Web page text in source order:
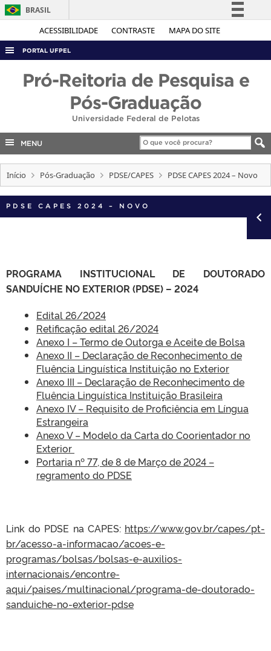
ACESSIBILIDADE CONTRASTE MAPA DO SITE
BRASIL
Simplifique!
Acesso à informação
Legislação
Canais
PORTAL UFPEL
CONCURSOS
EDITAIS
INTERNACIONAL
OUVIDORIA
Pró-Reitoria de Pesquisa e
Pós-Graduação
Universidade Federal de Pelotas
MENU
Início Pós-Graduação PDSE/CAPES PDSE CAPES 2024 – Novo
PDSE CAPES 2024 – NOVO
PROGRAMA INSTITUCIONAL DE DOUTORADO
SANDUÍCHE NO EXTERIOR (PDSE) – 2024
Edital 26/2024
Retificação edital 26/2024
Anexo I – Termo de Outorga e Aceite de Bolsa
Anexo II – Declaração de Reconhecimento de
Fluência Linguística Instituição no Exterior
Anexo III – Declaração de Reconhecimento de
Fluência Linguística Instituição Brasileira
Anexo IV – Requisito de Proficiência em Língua
Estrangeira
Anexo V – Modelo da Carta do Coorientador no
Exterior
Portaria nº 77, de 8 de Março de 2024 –
regramento do PDSE
Link do PDSE na CAPES: https://www.gov.br/capes/pt-
br/acesso-a-informacao/acoes-e-
programas/bolsas/bolsas-e-auxilios-
internacionais/encontre-
aqui/paises/multinacional/programa-de-doutorado-
sanduiche-no-exterior-pdse